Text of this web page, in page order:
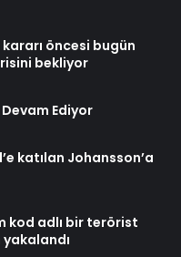
kararı öncesi bugün
bekliyor
Devam Ediyor
katılan Johansson’a
kod adlı bir terörist